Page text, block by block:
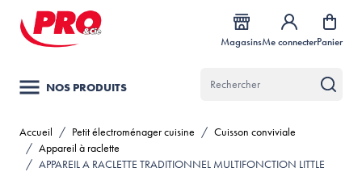
Allez au contenu
MagasinsMe connecterPanier
NOS PRODUITS
Accueil / Petit électroménager cuisine / Cuisson conviviale
/ Appareil à raclette
/ APPAREIL A RACLETTE TRADITIONNEL MULTIFONCTION LITTLE